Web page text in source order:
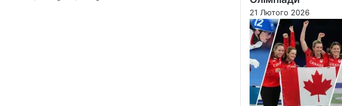
21 Лютого 2026